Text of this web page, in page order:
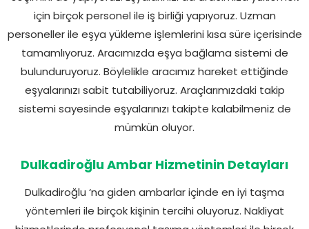
için birçok personel ile iş birliği yapıyoruz. Uzman
personeller ile eşya yükleme işlemlerini kısa süre içerisinde
tamamlıyoruz. Aracımızda eşya bağlama sistemi de
bulunduruyoruz. Böylelikle aracımız hareket ettiğinde
eşyalarınızı sabit tutabiliyoruz. Araçlarımızdaki takip
sistemi sayesinde eşyalarınızı takipte kalabilmeniz de
mümkün oluyor.
Dulkadiroğlu Ambar Hizmetinin Detayları
Dulkadiroğlu ‘na giden ambarlar içinde en iyi taşma
yöntemleri ile birçok kişinin tercihi oluyoruz. Nakliyat